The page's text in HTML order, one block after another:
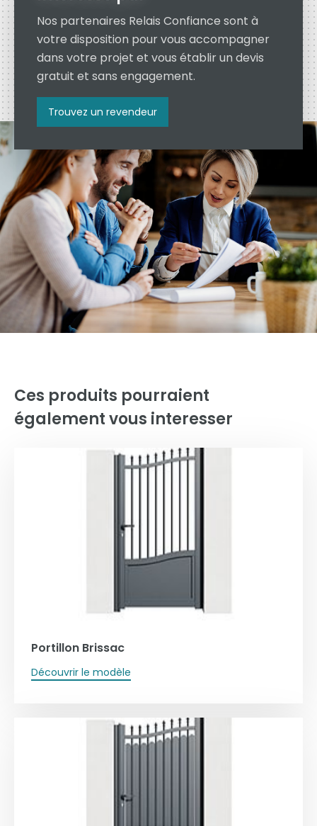
Nos partenaires Relais Confiance sont à
votre disposition pour vous accompagner
dans votre projet et vous établir un devis
gratuit et sans engagement.
Trouvez un revendeur
Ces produits pourraient
également vous interesser
Portillon Brissac
Découvrir le modèle